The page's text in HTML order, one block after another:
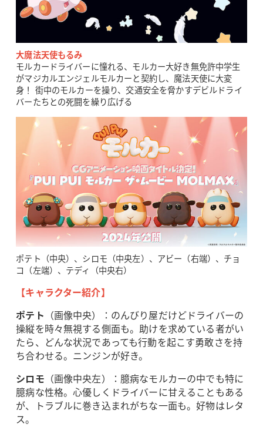
大魔法天使もるみ
モルカードライバーに憧れる、モルカー大好き無免許中学生
がマジカルエンジェルモルカーと契約し、魔法天使に大変
身！ 街中のモルカーを操り、交通安全を脅かすデビルドライ
バーたちとの死闘を繰り広げる
ポテト（中央）、シロモ（中央左）、アビー（右端）、チョ
コ（左端）、テディ（中央右）
【キャラクター紹介】
ポテト （画像中央）：のんびり屋だけどドライバーの
操縦を時々無視する側面も。助けを求めている者がい
たら、どんな状況であっても行動を起こす勇敢さを持
ち合わせる。ニンジンが好き。
シロモ （画像中央左）：臆病なモルカーの中でも特に
臆病な性格。心優しくドライバーに甘えることもある
が、トラブルに巻き込まれがちな一面も。好物はレタ
ス。